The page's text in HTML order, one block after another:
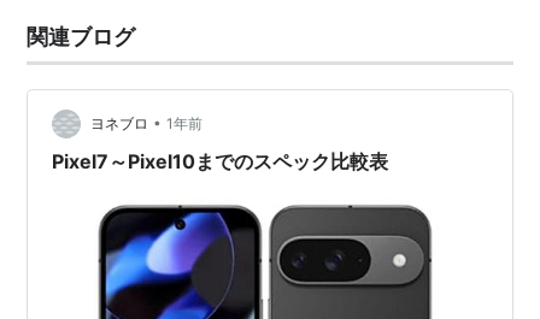
関連ブログ
ヨネブロ • 1年前
Pixel7～Pixel10までのスペック比較表